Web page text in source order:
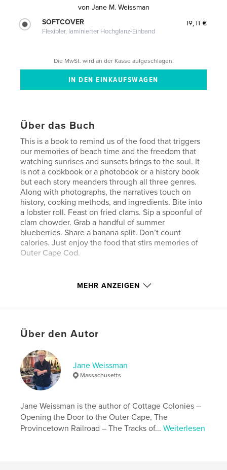
von Jane M. Weissman
SOFTCOVER
Flexibler, laminierter Hochglanz-Einband
19,11 €
Die MwSt. wird an der Kasse aufgeschlagen.
Über das Buch
This is a book to remind us of the food that triggers
our memories of beach time and the freedom that
watching sunrises and sunsets brings to the soul. It
is not a cookbook or a photobook or a history book
but each story meanders through all three genres.
Along with photographs, the narratives touch on
history, cooking methods, and ingredients. Bite into
a lobster roll. Feast on fried clams. Sip a spoonful of
clam chowder. Grab a handful of summer
blueberries. Share a banana split. Don’t count
calories. Just enjoy the food that stirs memories of
Outer Cape Cod.
Eigenschaften und Details
Projektoption:20×25 cm
Seitenanzahl:94
ISBN
Softcover: 9798261014140
Veröffentlichungsdatum:März 10, 2026
Schlüsselwörter
Photographys , History , Food , Cape Cod
MEHR ANZEIGEN
Über den Autor
Jane Weissman
Massachusetts
Jane Weissman is the author of Cottage Colonies –
Opening the Door to the Outer Cape, The
Provincetown Railroad – The Tracks of...Weiterlesen